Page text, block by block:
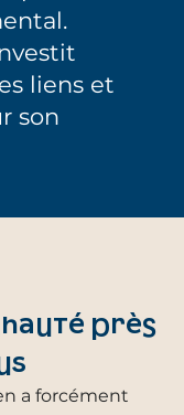
liens et
son
près
a forcément